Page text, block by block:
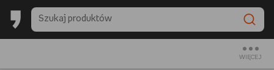
WIĘCEJ
BESTSELLERY EMPIKU 2025